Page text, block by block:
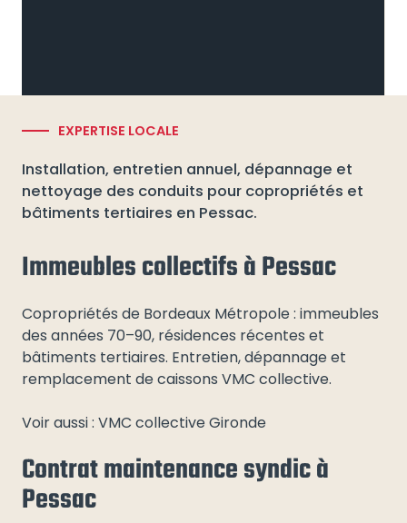
EXPERTISE LOCALE
Installation, entretien annuel, dépannage et
nettoyage des conduits pour copropriétés et
bâtiments tertiaires en Pessac.
Immeubles collectifs à Pessac
Copropriétés de Bordeaux Métropole : immeubles
des années 70–90, résidences récentes et
bâtiments tertiaires. Entretien, dépannage et
remplacement de caissons VMC collective.
Voir aussi : VMC collective Gironde
Contrat maintenance syndic à
Pessac